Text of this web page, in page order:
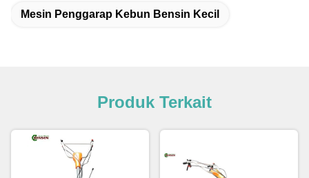
Mesin Penggarap Kebun Bensin Kecil
Produk Terkait